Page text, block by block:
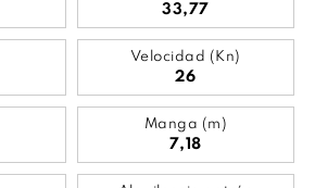
33,77
Velocidad (Kn)
26
Manga (m)
7,18